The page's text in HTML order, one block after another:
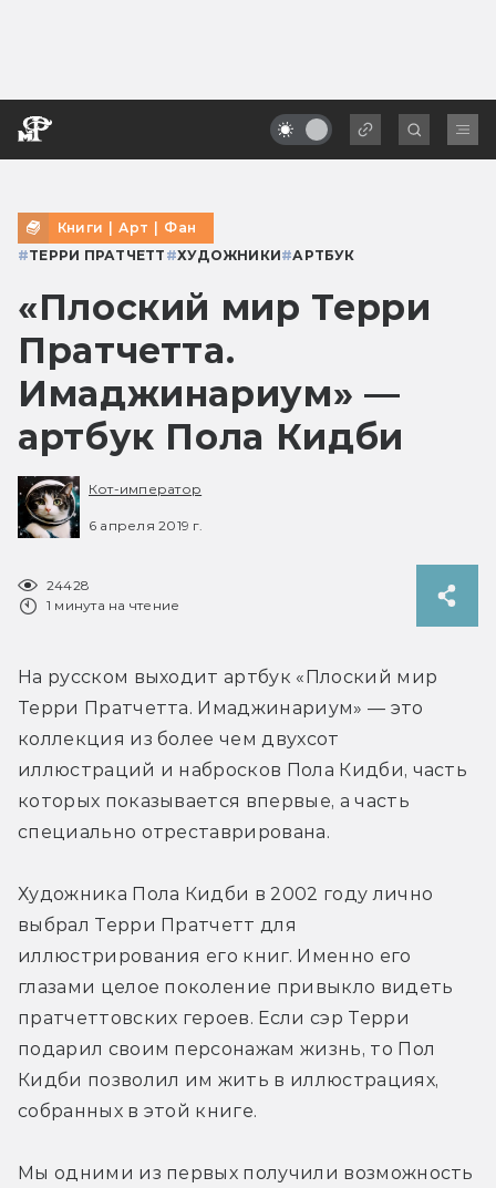
Книги | Арт | Фан
#ТЕРРИ ПРАТЧЕТТ #ХУДОЖНИКИ#АРТБУК
«Плоский мир Терри
Пратчетта.
Имаджинариум» —
артбук Пола Кидби
Кот-император
6 апреля 2019 г.
24428
1 минута на чтение
На русском выходит артбук «Плоский мир
Терри Пратчетта. Имаджинариум» — это
коллекция из более чем двухсот
иллюстраций и набросков Пола Кидби, часть
которых показывается впервые, а часть
специально отреставрирована.
Художника Пола Кидби в 2002 году лично
выбрал Терри Пратчетт для
иллюстрирования его книг. Именно его
глазами целое поколение привыкло видеть
пратчеттовских героев. Если сэр Терри
подарил своим персонажам жизнь, то Пол
Кидби позволил им жить в иллюстрациях,
собранных в этой книге.
Мы одними из первых получили возможность